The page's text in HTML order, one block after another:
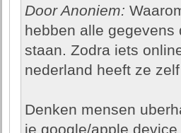
Door Anoniem:
hebben alle gegevens
staan. Zodra iets
nederland heeft ze
Denken mensen
je google/apple